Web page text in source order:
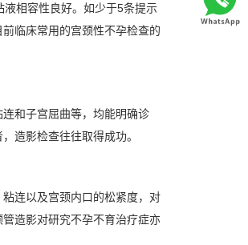
相容性良好。如少于5条提示
临床常用的宫颈性不孕检查的
和子宫屈曲等，均能明确诊
造影检查往往取得成功。
连以及宫颈内口的松紧度，对
造影对研究不孕不育治疗症亦